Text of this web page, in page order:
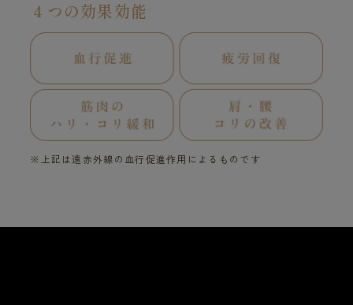
４つの効果効能
※上記は遠赤外線の血行促進作用によるものです